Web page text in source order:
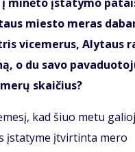
miesto meras
vicemerus, Alytaus
o du savo
skaičius?
kad šiuo metu
įstatyme įtvirtinta mero